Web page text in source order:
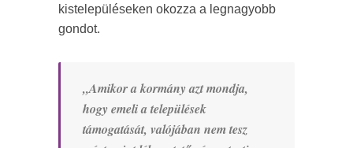
kistelepüléseken okozza a legnagyobb
gondot.
„Amikor a kormány azt mondja,
hogy emeli a települések
támogatását, valójában nem tesz